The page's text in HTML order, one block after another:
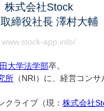
株式会社Stock
締役社長 澤村大輔
www.stock-app.info/
大学法学部卒。
所 （NRI）に、経営コン
クライブ（現： 株式会社